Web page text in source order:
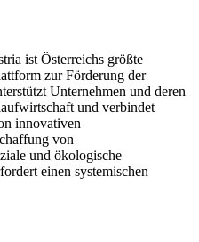
ist Österreichs größte
zur Förderung der
Unternehmen und deren
und verbindet
innovativen
von
und ökologische
einen systemischen